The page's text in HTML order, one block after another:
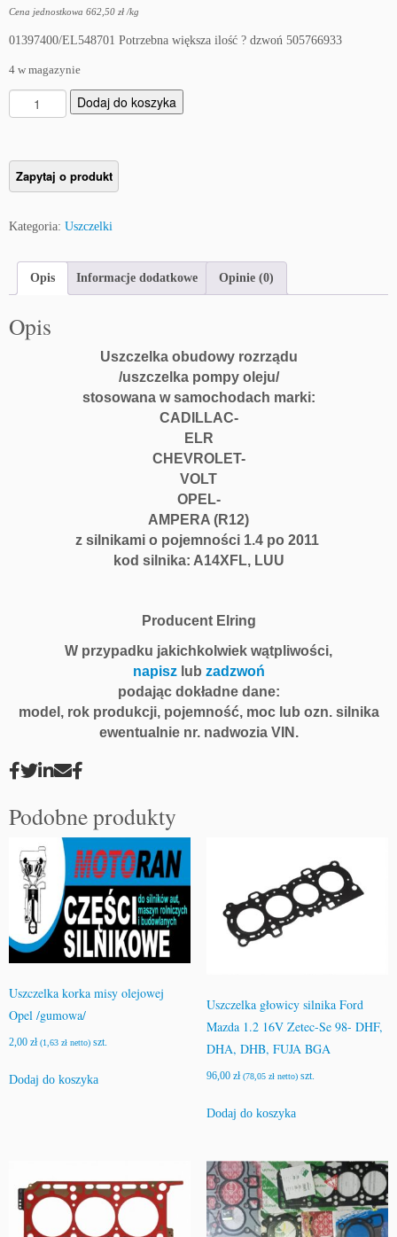
Cena jednostkowa 662,50 zł /kg
01397400/EL548701 Potrzebna większa ilość ? dzwoń 505766933
4 w magazynie
l
U
z
e
k
1
4
F
l
n
g
Dodaj do koszyka
Kategoria: Uszczelki
Opis Informacje dodatkowe Opinie (0)
Opis
Uszczelka obudowy rozrządu
/uszczelka pompy oleju/
stosowana w samochodach marki:
CADILLAC-
ELR
CHEVROLET-
VOLT
OPEL-
AMPERA (R12)
z silnikami o pojemności 1.4 po 2011
kod silnika: A14XFL, LUU
Producent Elring
W przypadku jakichkolwiek wątpliwości,
napiszlub zadzwoń
podając dokładne dane:
model, rok produkcji, pojemność, moc lub ozn. silnika
ewentualnie nr. nadwozia VIN.
Podobne produkty
Uszczelka korka misy olejowej
Opel /gumowa/
2,00 zł (1,63 zł netto) szt.
Dodaj do koszyka
Uszczelka głowicy silnika Ford
Mazda 1.2 16V Zetec-Se 98- DHF,
DHA, DHB, FUJA BGA
96,00 zł (78,05 złnetto)szt.
Dodaj do koszyka